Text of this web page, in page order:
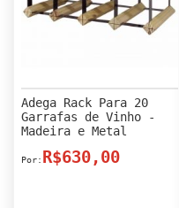
Adega Rack Para 20
Garrafas de Vinho -
Madeira e Metal
R$630,00